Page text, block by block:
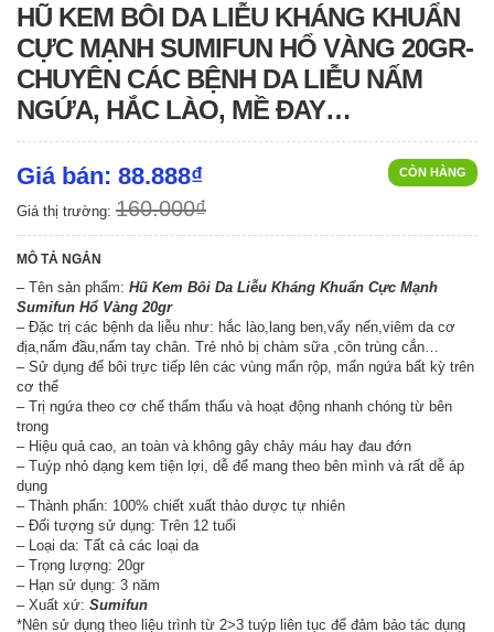
HŨ KEM BÔI DA LIỄU KHÁNG KHUẨN
CỰC MẠNH SUMIFUN HỔ VÀNG 20GR-
CHUYÊN CÁC BỆNH DA LIỄU NẤM
NGỨA, HẮC LÀO, MỀ ĐAY…
CÒN HÀNG
Giá bán: 88.888₫
Giá thị trường: 160.000₫
MÔ TẢ NGẮN
– Tên sản phẩm: Hũ Kem Bôi Da Liễu Kháng Khuẩn Cực Mạnh
Sumifun Hổ Vàng 20gr
– Đặc trị các bệnh da liễu như: hắc lào,lang ben,vẩy nến,viêm da cơ
địa,nấm đầu,nấm tay chân. Trẻ nhỏ bị chàm sữa ,côn trùng cắn…
– Sử dụng để bôi trực tiếp lên các vùng mẩn rộp, mẩn ngứa bất kỳ trên
cơ thể
– Trị ngứa theo cơ chế thẩm thấu và hoạt động nhanh chóng từ bên
trong
– Hiệu quả cao, an toàn và không gây chảy máu hay đau đớn
– Tuýp nhỏ dạng kem tiện lợi, dễ để mang theo bên mình và rất dễ áp
dụng
– Thành phẩn: 100% chiết xuất thảo dược tự nhiên
– Đối tượng sử dụng: Trên 12 tuổi
– Loại da: Tất cả các loại da
– Trọng lượng: 20gr
– Hạn sử dụng: 3 năm
– Xuất xứ: Sumifun
*Nên sử dụng theo liệu trình từ 2>3 tuýp liên tục để đảm bảo tác dụng